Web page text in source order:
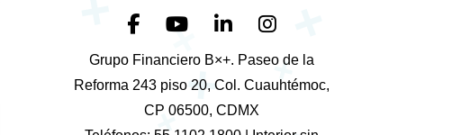
+
+
+
+
Grupo Financiero B×+. Paseo de la
Reforma 243 piso 20, Col. Cuauhtémoc,
CP 06500, CDMX